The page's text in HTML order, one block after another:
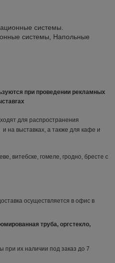
системы.
системы, Напольные
при проведении рекламных
для распространения
на выставках, а также для кафе и
витебске, гомеле, гродно, бресте с
осуществляется в офис в
труба, оргстекло,
при их наличии под заказ до 7